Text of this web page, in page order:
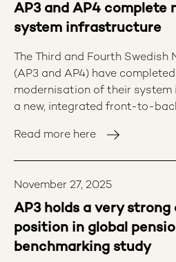
åtgärda problemen och vidta
förhindra att något liknande
året har drygt 3 300 bolag
kränkningar och incidenter.
granskningen omfattas av
analys- och dialogarbete.
internationella konventioner
året. Reaktiva dialoger med
rekommendera AP-fonderna
Under 2024 har ett bolag
exkludering. Av många viktiga hållbarhetsområden
har fem fokusområden
proaktiva arbete;
AP3 and AP4 complete
system infrastructure
The Third and Fourth Swedish
(AP3 and AP4) have
modernisation of their
a new, integrated front-to-
Read more here
November 27, 2025
AP3 holds a very
position in global
benchmarking study